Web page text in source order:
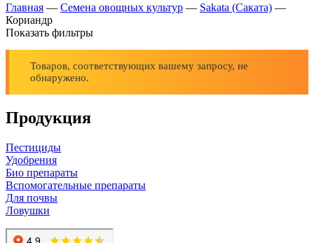
Главная — Семена овощных культур — Sakata (Саката) —
Кориандр
Показать фильтры
Товаров, соответствующих вашему запросу, не
обнаружено.
Продукция
Пестициды
Удобрения
Био препараты
Вспомогательные препараты
Для почвы
Ловушки